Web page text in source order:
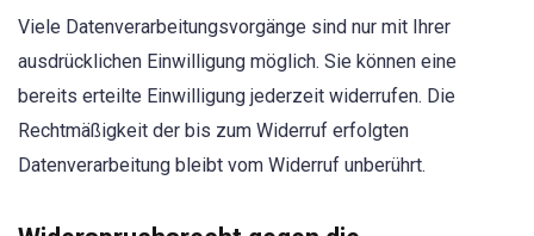
Viele Datenverarbeitungsvorgänge sind nur mit Ihrer
ausdrücklichen Einwilligung möglich. Sie können eine
bereits erteilte Einwilligung jederzeit widerrufen. Die
Rechtmäßigkeit der bis zum Widerruf erfolgten
Datenverarbeitung bleibt vom Widerruf unberührt.